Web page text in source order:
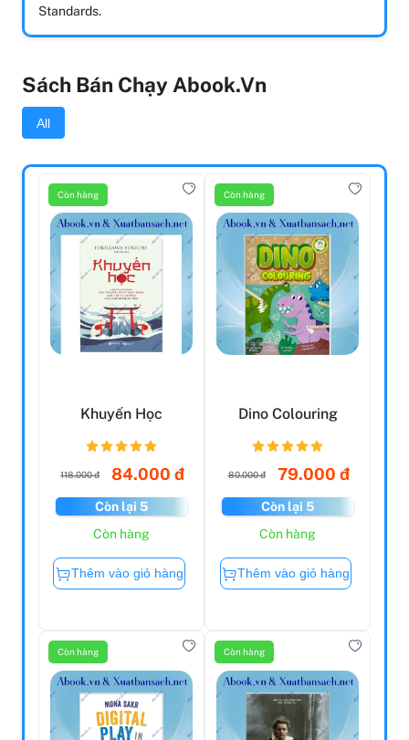
Standards.
Sách Bán Chạy Abook.vn
All
Còn hàng
Khuyến Học
118.000 đ 84.000 đ
Còn lại 5
Còn hàng
Thêm vào giỏ hàng
Còn hàng
Dino Colouring
80.000 đ 79.000 đ
Còn lại 5
Còn hàng
Thêm vào giỏ hàng
Còn hàng Còn hàng